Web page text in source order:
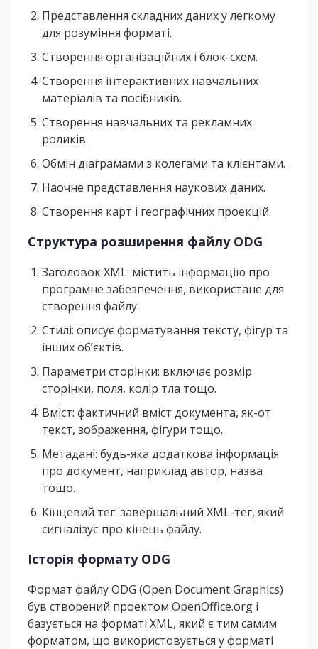
Представлення складних даних у легкому
для розуміння форматі.
Створення організаційних і блок-схем.
Створення інтерактивних навчальних
матеріалів та посібників.
Створення навчальних та рекламних
роликів.
Обмін діаграмами з колегами та клієнтами.
Наочне представлення наукових даних.
Створення карт і географічних проекцій.
Структура розширення файлу ODG
Заголовок XML: містить інформацію про
програмне забезпечення, використане для
створення файлу.
Стилі: описує форматування тексту, фігур та
інших об’єктів.
Параметри сторінки: включає розмір
сторінки, поля, колір тла тощо.
Вміст: фактичний вміст документа, як-от
текст, зображення, фігури тощо.
Метадані: будь-яка додаткова інформація
про документ, наприклад автор, назва
тощо.
Кінцевий тег: завершальний XML-тег, який
сигналізує про кінець файлу.
Історія формату ODG
Формат файлу ODG (Open Document Graphics)
був створений проектом OpenOffice.org і
базується на форматі XML, який є тим самим
форматом, що використовується у форматі